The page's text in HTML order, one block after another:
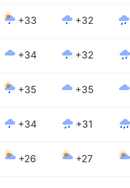
+33 +32
+34 +32
+35 +35
+34 +31
+26 +27